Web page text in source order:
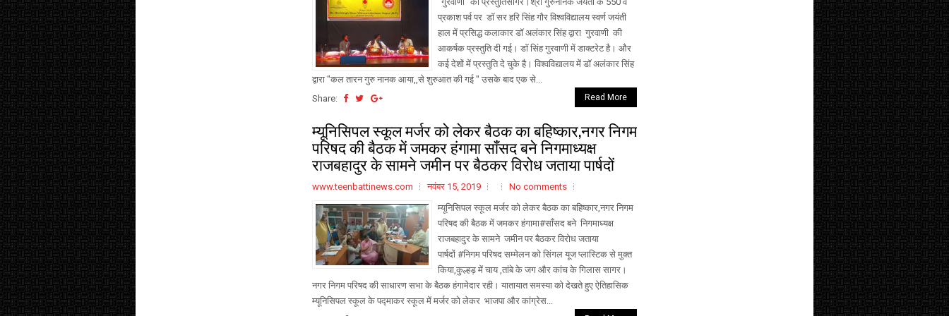
प्रकाश पर्व पर डॉ सर हरि सिंह गौर विश्वविद्यालय स्वर्ण जयंती
हाल में प्रसिद्ध कलाकार डॉ अलंकार सिंह द्वारा गुरवाणी की
आकर्षक प्रस्तुति दी गई। डॉ सिंह गुरवाणी में डाक्टरेट है। और
कई देशों में प्रस्तुति दे चुके है। विश्वविद्यालय में डॉ अलंकार सिंह
द्वारा "कल तारन गुरु नानक आया,,से शुरुआत की गई " उसके बाद एक से...
Share:
Read More
म्यूनिसिपल स्कूल मर्जर को लेकर बैठक का बहिष्कार,नगर निगम
परिषद की बैठक में जमकर हंगामा साँसद बने निगमाध्यक्ष
राजबहादुर के सामने जमीन पर बैठकर विरोध जताया पार्षदों
www.teenbattinews.com नवंबर 15, 2019
No comments
म्यूनिसिपल स्कूल मर्जर को लेकर बैठक का बहिष्कार,नगर निगम
परिषद की बैठक में जमकर हंगामा#साँसद बने निगमाध्यक्ष
राजबहादुर के सामने जमीन पर बैठकर विरोध जताया
पार्षदों #निगम परिषद सम्मेलन को सिंगल यूज प्लास्टिक से मुक्त
किया,कुल्हड़ में चाय ,तांबे के जग और कांच के गिलास सागर।
नगर निगम परिषद की साधारण सभा के बैठक हंगामेदार रही। यातायात समस्या को देखते हुए ऐतिहासिक
म्यूनिसिपल स्कूल के पद्माकर स्कूल में मर्जर को लेकर भाजपा और कांग्रेस...